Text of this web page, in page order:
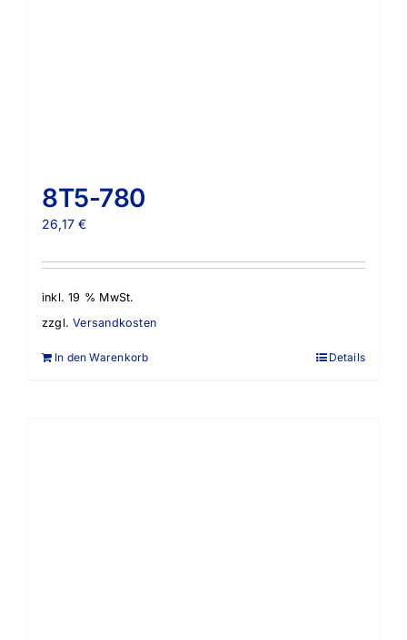
8T5-780
26,17€
inkl. 19 % MwSt.
zzgl.Versandkosten
In den Warenkorb Details